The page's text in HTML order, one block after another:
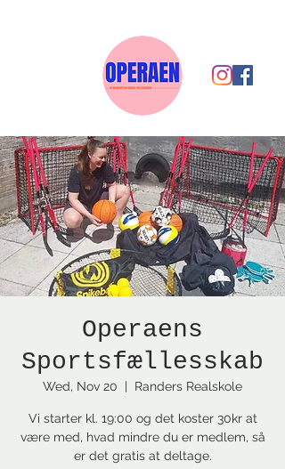
Operaens
Sportsfællesskab
Wed, Nov 20
  |
Randers Realskole
Vi starter kl. 19:00 og det koster 30kr at
være med, hvad mindre du er medlem, så